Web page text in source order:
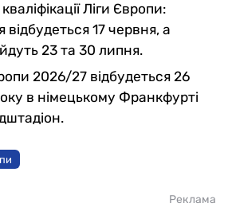
Ліги Європи:
17 червня, а
23 та 30 липня.
2026/27 відбудеться 26
в німецькому Франкфурті
Реклама